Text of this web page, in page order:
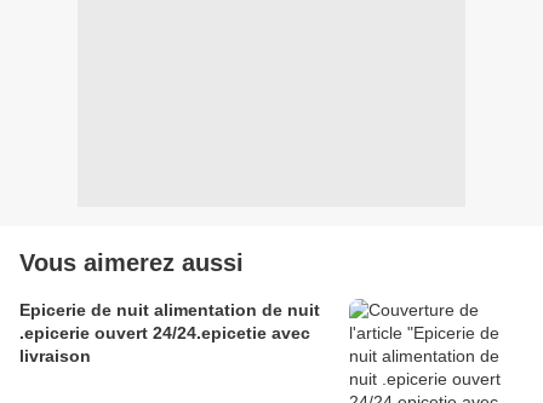
Vous aimerez aussi
Epicerie de nuit alimentation de nuit
.epicerie ouvert 24/24.epicetie avec
livraison